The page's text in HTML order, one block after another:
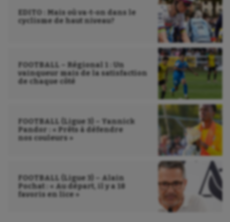
Voile
EDITO : Mais où va-t-on dans le
cyclisme de haut niveau?
FOOTBALL – Régional 1 : Un
vainqueur mais de la satisfaction
de chaque côté
FOOTBALL (Ligue 3) – Yannick
Pandor : « Prêts à défendre
nos couleurs »
FOOTBALL (Ligue 3) – Alain
Pochat : « Au départ, il y a 18
favoris en lice »